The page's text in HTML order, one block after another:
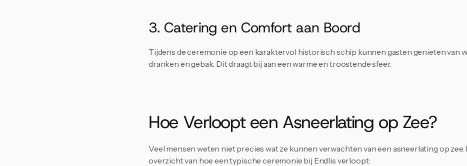
3. Catering en Comfort aan Boord
Tijdens de ceremonie op een karaktervol historisch schip kunnen gasten genieten van
dranken en gebak. Dit draagt bij aan een warme en troostende sfeer.
Hoe Verloopt een Asneerlating op Zee?
Veel mensen weten niet precies wat ze kunnen verwachten van een asneerlating op zee.
overzicht van hoe een typische ceremonie bij Endlis verloopt: